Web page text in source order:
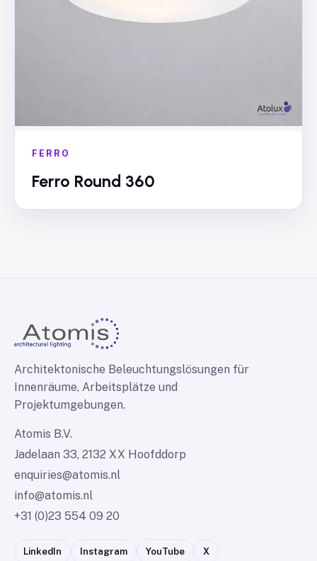
FERRO
Ferro Round 360
Architektonische Beleuchtungslösungen für
Innenräume, Arbeitsplätze und
Projektumgebungen.
Atomis B.V.
Jadelaan 33, 2132 XX Hoofddorp
enquiries@atomis.nl
info@atomis.nl
+31 (0)23 554 09 20
LinkedIn Instagram YouTube X